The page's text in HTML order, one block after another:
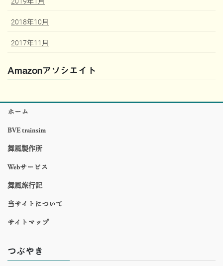
2018年10月
2017年11月
Amazonアソシエイト
ホーム
BVE trainsim
舞風製作所
Webサービス
舞風旅行記
当サイトについて
サイトマップ
つぶやき